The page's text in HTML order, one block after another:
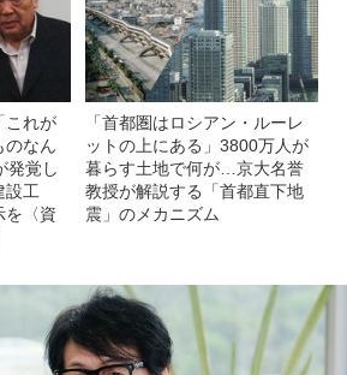
これが
のなん
発覚し
設工
〈資
「首都圏はロシアン・ルーレ
ットの上にある」3800万人が
暮らす土地で何が…京大名誉
教授が解説する「首都直下地
震」のメカニズム